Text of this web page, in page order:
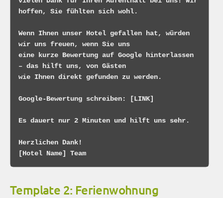
hoffen, Sie fühlten sich wohl.
Wenn Ihnen unser Hotel gefallen hat, würden
wir uns freuen, wenn Sie uns
eine kurze Bewertung auf Google hinterlassen
– das hilft uns, von Gästen
wie Ihnen direkt gefunden zu werden.
Google-Bewertung schreiben: [LINK]
Es dauert nur 2 Minuten und hilft uns sehr.
Herzlichen Dank!
Template 2: Ferienwohnung